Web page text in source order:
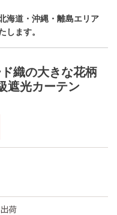
海道・沖縄・離島エリア
します。
織の大きな花柄
遮光カーテン